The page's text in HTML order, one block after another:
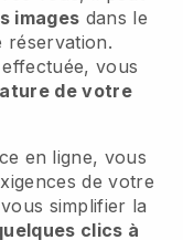
images dans le
réservation.
vous
de votre
en ligne, vous
de votre
simplifier la
clics à